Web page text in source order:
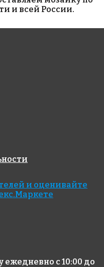
AKB009
на бумаге
327x327
и всей России.
ежедневно с 10:00 до